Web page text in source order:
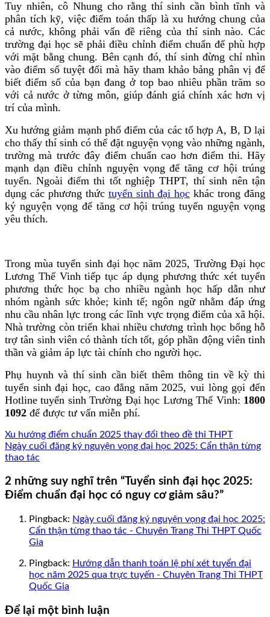
Tuy nhiên, cô Nhung cho rằng thí sinh cần bình tĩnh và
phân tích kỹ, việc điểm toán thấp là xu hướng chung của
cả nước, không phải vấn đề riêng của thí sinh nào. Các
trường đại học sẽ phải điều chỉnh điểm chuẩn để phù hợp
với mặt bằng chung. Bên cạnh đó, thí sinh đừng chỉ nhìn
vào điểm số tuyệt đối mà hãy tham khảo bảng phân vị để
biết điểm số của bạn đang ở top bao nhiêu phần trăm so
với cả nước ở từng môn, giúp đánh giá chính xác hơn vị
trí của mình.
Xu hướng giảm mạnh phổ điểm của các tổ hợp A, B, D lại
cho thấy thí sinh có thể đặt nguyện vọng vào những ngành,
trường mà trước đây điểm chuẩn cao hơn điểm thi. Hãy
mạnh dạn điều chỉnh nguyện vọng để tăng cơ hội trúng
tuyển. Ngoài điểm thi tốt nghiệp THPT, thí sinh nên tận
dụng các phương thức tuyển sinh đại học khác trong đăng
ký nguyện vọng để tăng cơ hội trúng tuyển nguyện vọng
yêu thích.
Trong mùa tuyển sinh đại học năm 2025, Trường Đại học
Lương Thế Vinh tiếp tục áp dụng phương thức xét tuyển
phương thức học bạ cho nhiều ngành học hấp dẫn như
nhóm ngành sức khỏe; kinh tế; ngôn ngữ nhằm đáp ứng
nhu cầu nhân lực trong các lĩnh vực trọng điểm của xã hội.
Nhà trường còn triển khai nhiều chương trình học bổng hỗ
trợ tân sinh viên có thành tích tốt, góp phần động viên tinh
thần và giảm áp lực tài chính cho người học.
Phụ huynh và thí sinh cần biết thêm thông tin về kỳ thi
tuyển sinh đại học, cao đẳng năm 2025, vui lòng gọi đến
Hotline tuyển sinh Trường Đại học Lương Thế Vinh: 1800
1092 để được tư vấn miễn phí.
Xu hướng điểm chuẩn 2025 thay đổi theo đề thi THPT
Ngày cuối đăng ký nguyện vọng đại học 2025: Cẩn thận từng
thao tác
2 những suy nghĩ trên “ Tuyển sinh đại học 2025:
Điểm chuẩn đại học có nguy cơ giảm sâu?”
Pingback: Ngày cuối đăng ký nguyện vọng đại học 2025:
Cẩn thận từng thao tác - Chuyên Trang Thi THPT Quốc
Gia
Pingback: Hướng dẫn thanh toán lệ phí xét tuyển đại
học năm 2025 qua trực tuyến - Chuyên Trang Thi THPT
Quốc Gia
Để lại một bình luận